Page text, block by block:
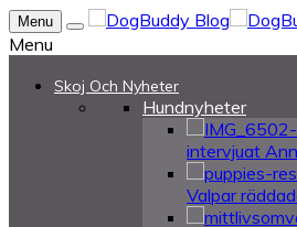
Menu
Menu
Skoj Och Nyheter
Hundnyheter
intervjuat
Valpar